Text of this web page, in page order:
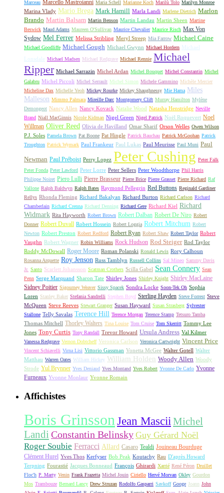
Marceau Marcello Mastroianni Maria Schell Marianne Koch Marilù Tolo Marilyn Monroe
Marina Vlady Mario Brega Mark Hamill Marla Landi Marlene Dietrich Marlon
Brando Martin Balsam Martin Benson Martin Landau Martin Sheen Martine
Beswick Maud Adams Maureen O'Sullivan Maurice Chevalier Maurice Risch Max Von
Sydow Mel Ferrer Melissa Stribling Meryl Streep Mia Farrow Michael Caine
Michael Goodliffe Michael Gough Michael Gwynn Michael Hordern Michael
Lonsdale
Michael Madsen Michael Redgrave Michael Rennie Michael
Ripper Michael Sarrazin Michel Ardan Michel Bouquet Michel Constantin Michel
Galabru Michel Piccoli Michel Serrault Michel Simon Michele Gammino Michèle Mercier
Micheline Dax Michelle Yeoh Mickey Rourke Mickey Shaughnessy Mie Hama Miles
Malleson Mimmo Palmara Mireille Darc Montgomery Clift Murray Hamilton Mylène
Demongeot Nancy Allen Nancy Kovack Natalie Wood Natasha Henstridge Neville
Brand Niall MacGinnis Nicole Kidman Nigel Green Nigel Patrick Noël Roquevert Noel
Willman Oliver Reed Olivia de Havilland Omar Sharif Orson Welles Owen Wilson
P.J. Soles Pamela Brown Pat Boone Pat Hingle Patrick Bauchau Patrick McGoohan Patrick
Troughton Patrick Wymark Paul Frankeur Paul Lukas Paul Meurisse Paul Muni Paul
Newman Paul Préboist Perry Lopez Peter Cushing Peter Falk
Peter Fonda Peter Lawford Peter Lorre Peter Sellers Peter Woodthorpe Phil Harris
Philippe Noiret Piero Lulli Pierre Brasseur Pierre Brice Pierre Grasset Pierre Richard Raf
Vallone Ralph Baldwyn Ralph Bates Raymond Pellegrin Red Buttons Reginald Gardiner
Rellys Rhonda Fleming Richard Bakalyan Richard Burton Richard Carlson Richard
Chamberlain Richard Crenna Richard Denning Richard Gere Richard Kiel Richard
Widmark Rita Hayworth Robert Brown Robert Dalban Robert De Niro Robert
Donner Robert Duvall Robert Hossein Robert Loggia Robert Mitchum Robert
Newton Robert Preston Robert Redford Robert Ryan Robert Shaw Robert Taylor Robert
Vaughn Robert Wagner Robin Williams Rock Hudson Rod Steiger Rod Taylor
Roddy McDowall Roger Moore Roman Polanski Ronald Lewis Rory Calhoun
Rosanna Arquette Roy Jenson Russ Tamblyn Russell Collins Sal Mineo Sammy Davis
Jr. Santo Scarlett Johansson Scatman Crothers Scilla Gabel Sean Connery Sean
Penn Serge Marquand Sharon Tate Shirley Jones Shirley Knight Shirley MacLaine
Sidney Poitier Sigourney Weaver Sissy Spacek Sondra Locke Soon-Tek Oh Sophia
Loren Stanley Baker Stefania Sandrelli Stephen Boyd Sterling Hayden Steve Forrest Steve
McQueen Steve Reeves Stewart Granger Susan Hayward Susan Strasberg Sylvester
Stallone Telly Savalas Terence Hill Terence Morgan Terence Stamp Tetsuro Tamba
Thomas Mitchell Thorley Walters Tina Louise Tom Cruise Tom Skerritt Tommy Lee
Jones Tony Curtis Tony Randall Trevor Howard Ursula Andress Val Kilmer
Vanessa Redgrave Vernon Dobtcheff Veronica Carlson Veronica Cartwright Vincent Price
Vincent Schiavelli Virna Lisi Vittorio Gassman Vonetta McGee Walter Gotell Walter
Matthau Warren Oates William Hickey William Holden Woody Allen Woody
Strode Yul Brynner Yves Deniaud Yves Montand Yves Robert Yvonne De Carlo Yvonne
Furneaux Yvonne Monlaur Yvonne Romain
Affichistes
Boris Grinsson Jean Mascii Michel
Landi Constantin Belinsky Guy Gérard Noël
Roger Soubie Ferracci Allard Casaro Tealdi Jouineau Bourduge
Clément Hurel Yves Thos Kerfyser Bob Peak Koutachy Rau D'après Howard
Terpning Fourastié Jacques Bonneaud François Ghirardi Xarrié René Péron Druillet
Floc'h P. Marty Venin Frank Frazetta Michel Jouin Ciriello Hervé Morvan Okley Gourdon
Mos Trambouze Bernard Lancy Drew Struzan Rodolfo Gasparri Savkoff Googe Joann John